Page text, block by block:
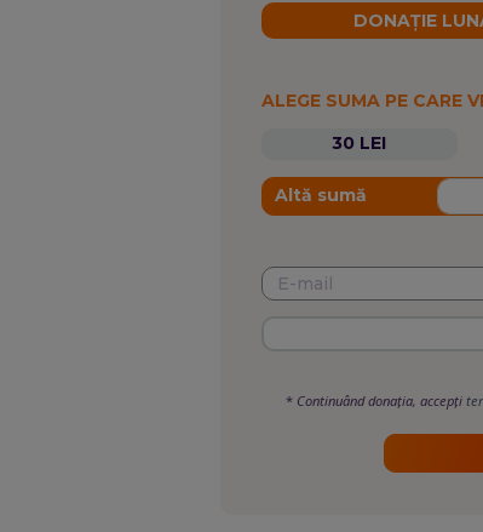
DONAȚIE
ALEGE SUMA PE CARE
30 LEI
Altă sumă
* Continuând donația, accepți